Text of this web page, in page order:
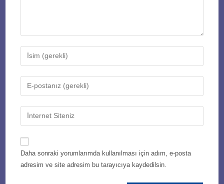
Enter
your
name
comment
Enter
your
email
address
comment
Enter
your
website
URL
(optional)
Daha sonraki yorumlarımda kullanılması için adım, e-posta
adresim ve site adresim bu tarayıcıya kaydedilsin.